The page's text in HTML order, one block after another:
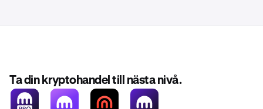
Ta din kryptohandel till nästa nivå.